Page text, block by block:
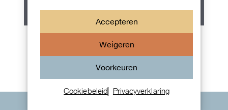
Accepteren
Weigeren
Voorkeuren
Cookiebeleid Privacyverklaring
Rolex Oyster Perpetual 36